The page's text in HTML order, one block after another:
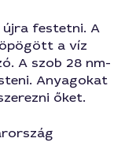
festetni. A
a víz
A szob 28 nm-
Anyagokat
őket.